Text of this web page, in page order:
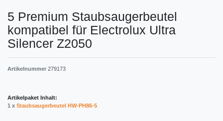
5 Premium Staubsaugerbeutel
kompatibel für Electrolux Ultra
Silencer Z2050
Artikelnummer 279173
Artikelpaket Inhalt:
1 x Staubsaugerbeutel HW-PH86-5